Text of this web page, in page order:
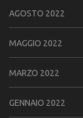
AGOSTO 2022
MAGGIO 2022
MARZO 2022
GENNAIO 2022